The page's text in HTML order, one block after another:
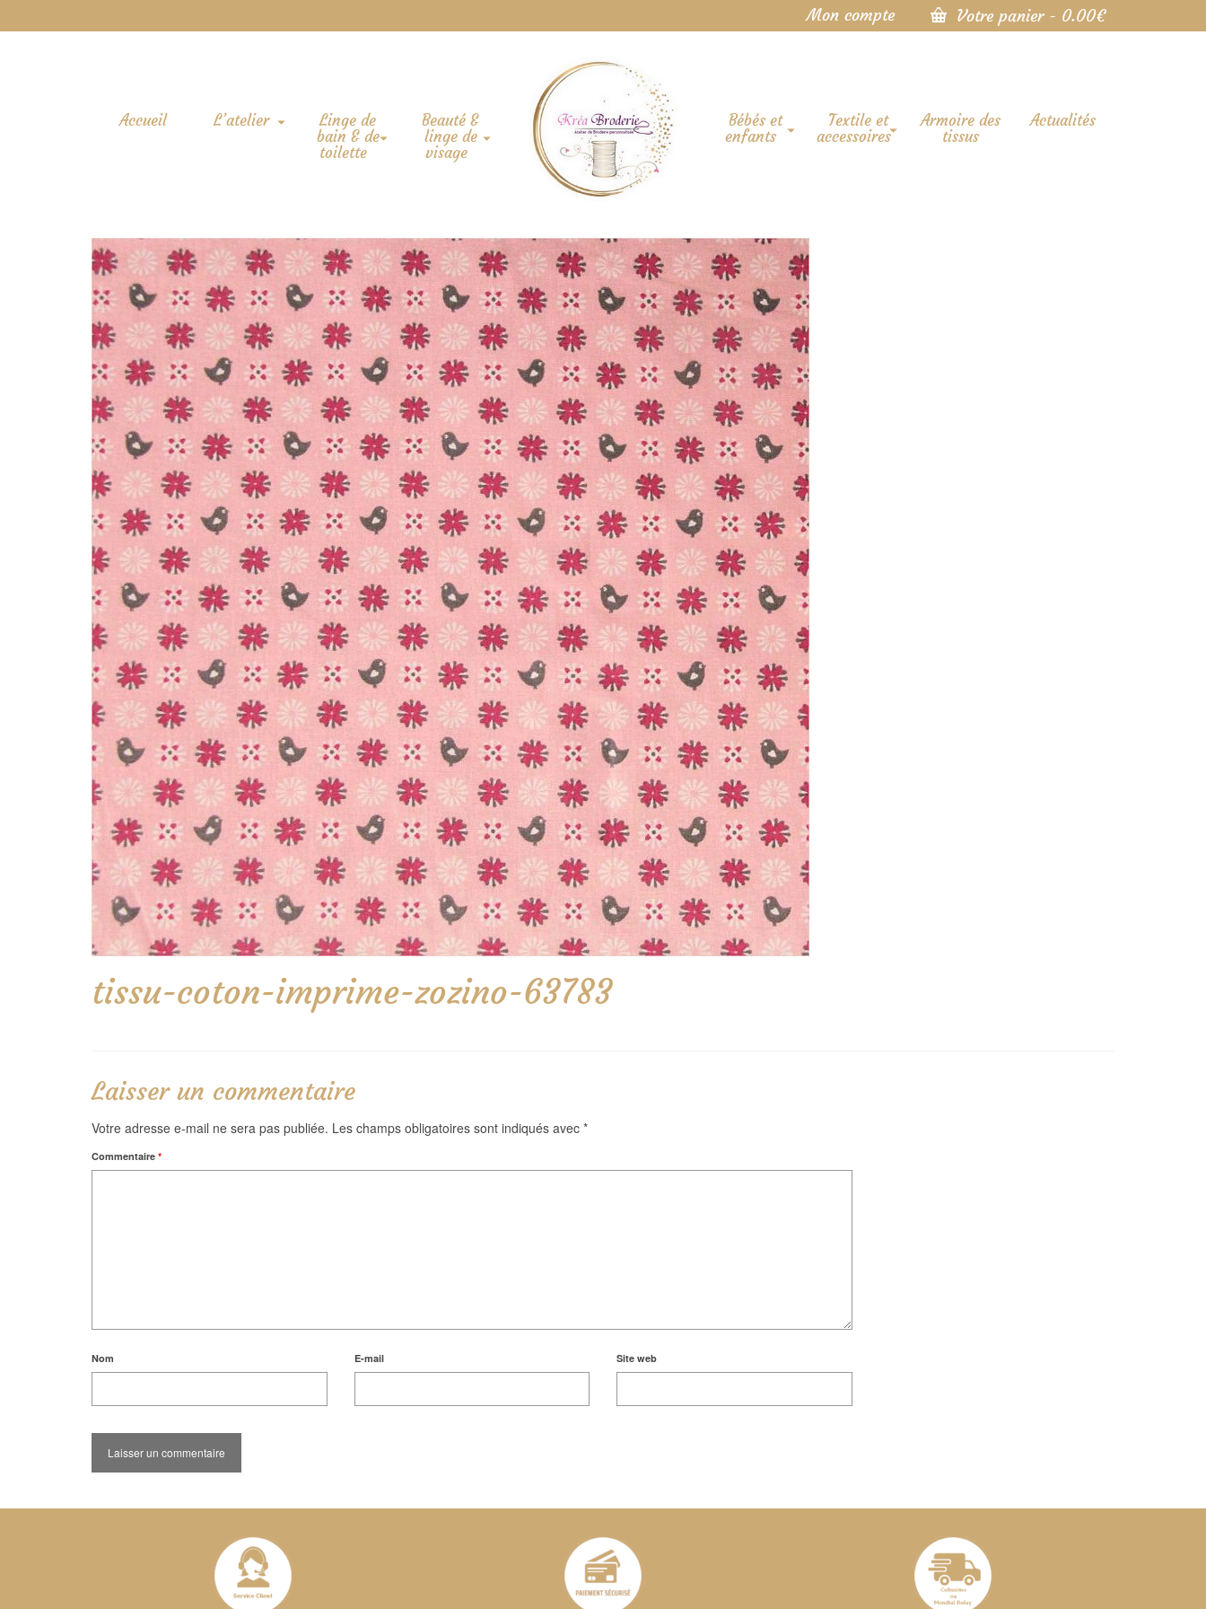
Mon compte Votre panier - 0.00€
Accueil L’atelier
Linge de
bain & de
toilette
Beauté &
linge de
visage
Bébés et
enfants
Textile et
accessoires
Armoire des
tissus
Actualités
tissu-coton-imprime-zozino-63783
Laisser un commentaire
Votre adresse e-mail ne sera pas publiée. Les champs obligatoires sont indiqués avec *
Commentaire *
Nom E-mail Site web